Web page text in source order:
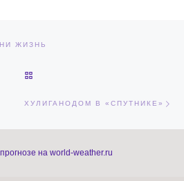
ЖИЗНЬ
ХУЛИГАНОДОМ В «СПУТНИКЕ»
на world-weather.ru